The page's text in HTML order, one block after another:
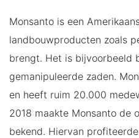
Monsanto is een
landbouwproducten zoals
brengt. Het is bijvoorbeeld
gemanipuleerde zaden.
en heeft ruim 20.000
2018 maakte Monsanto de
bekend. Hiervan